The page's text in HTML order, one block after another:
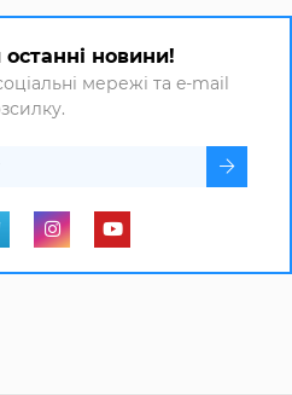
новини!
мережі та e-mail